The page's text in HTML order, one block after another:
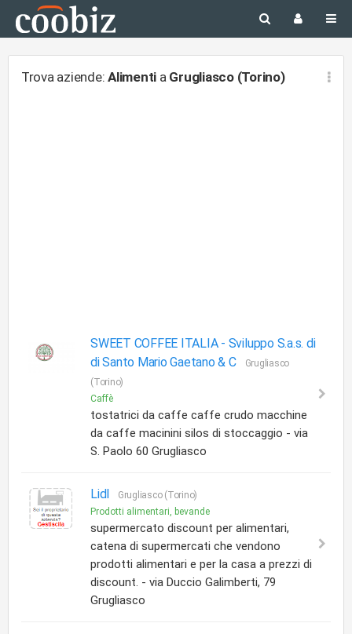
Trova aziende:Alimenti a Grugliasco (Torino)
SWEET COFFEE ITALIA - Sviluppo S.a.s. di
di Santo Mario Gaetano & C
Grugliasco
(Torino)
Caffè
tostatrici da caffe caffe crudo macchine
da caffe macinini silos di stoccaggio - via
S. Paolo 60 Grugliasco
Lidl
Grugliasco (Torino)
Prodotti alimentari, bevande
supermercato discount per alimentari,
catena di supermercati che vendono
prodotti alimentari e per la casa a prezzi di
discount. - via Duccio Galimberti, 79
Grugliasco